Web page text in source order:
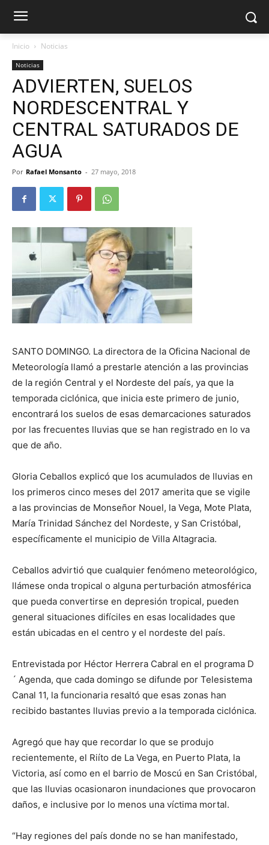
Inicio Noticias
Noticias
ADVIERTEN, SUELOS
NORDESCENTRAL Y
CENTRAL SATURADOS DE
AGUA
Por Rafael Monsanto - 27 mayo, 2018
SANTO DOMINGO. La directora de la Oficina Nacional de
Meteorología llamó a prestarle atención a las provincias
de la región Central y el Nordeste del país, ya que la
temporada ciclónica, que inicia este primero de junio,
encontrará los suelos de esas demarcaciones saturados
por las frecuentes lluvias que se han registrado en lo va
que de año.
Gloria Ceballos explicó que los acumulados de lluvias en
los primeros cinco meses del 2017 amerita que se vigile
a las provincias de Monseñor Nouel, la Vega, Mote Plata,
María Trinidad Sánchez del Nordeste, y San Cristóbal,
específicamente el municipio de Villa Altagracia.
Ceballos advirtió que cualquier fenómeno meteorológico,
llámese onda tropical o alguna perturbación atmosférica
que pueda convertirse en depresión tropical, pueden
general situaciones difíciles en esas localidades que
están ubicadas en el centro y el nordeste del país.
Entrevistada por Héctor Herrera Cabral en el programa D
´ Agenda, que cada domingo se difunde por Telesistema
Canal 11, la funcionaria resaltó que esas zonas han
recibido bastantes lluvias previo a la temporada ciclónica.
Agregó que hay que recordar lo que se produjo
recientemente, el Riíto de La Vega, en Puerto Plata, la
Victoria, así como en el barrio de Moscú en San Cristóbal,
que las lluvias ocasionaron inundaciones que provocaron
daños, e inclusive por lo menos una víctima mortal.
“Hay regiones del país donde no se han manifestado,